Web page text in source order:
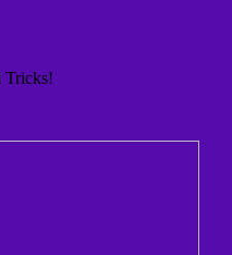
Tricks!